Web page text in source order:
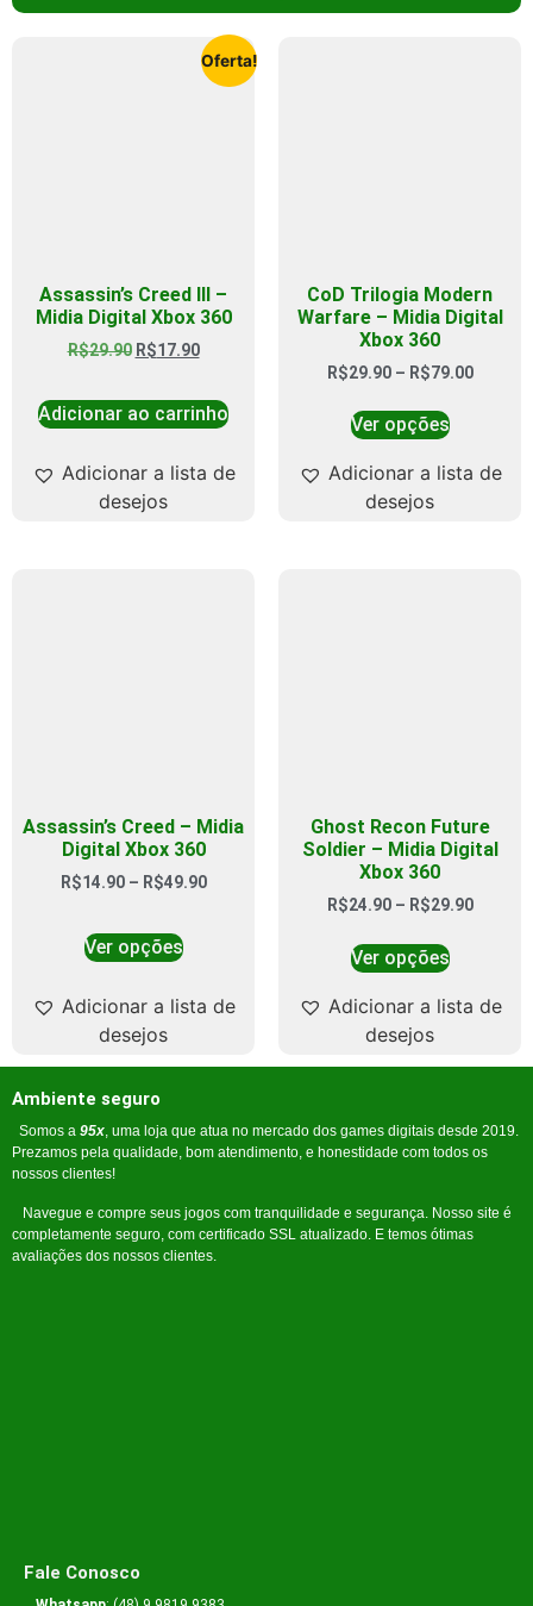
Oferta!
Assassin’s Creed III –
Midia Digital Xbox 360
R$29.90 R$17.90
Adicionar ao carrinho
Adicionar a lista de
desejos
CoD Trilogia Modern
Warfare – Midia Digital
Xbox 360
R$29.90 – R$79.00
Ver opções
Adicionar a lista de
desejos
Assassin’s Creed – Midia
Digital Xbox 360
R$14.90 – R$49.90
Ver opções
Adicionar a lista de
desejos
Ghost Recon Future
Soldier – Midia Digital
Xbox 360
R$24.90 – R$29.90
Ver opções
Adicionar a lista de
desejos
Ambiente seguro
Somos a 95x, uma loja que atua no mercado dos games digitais desde 2019.
Prezamos pela qualidade, bom atendimento, e honestidade com todos os
nossos clientes!
Navegue e compre seus jogos com tranquilidade e segurança. Nosso site é
completamente seguro, com certificado SSL atualizado. E temos ótimas
avaliações dos nossos clientes.
Fale Conosco